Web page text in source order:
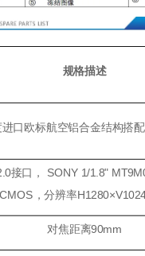
规格描述
口欧标航空铝合金结构搭
接口， SONY 1/1.8"
，分辨率
对焦距离90mm